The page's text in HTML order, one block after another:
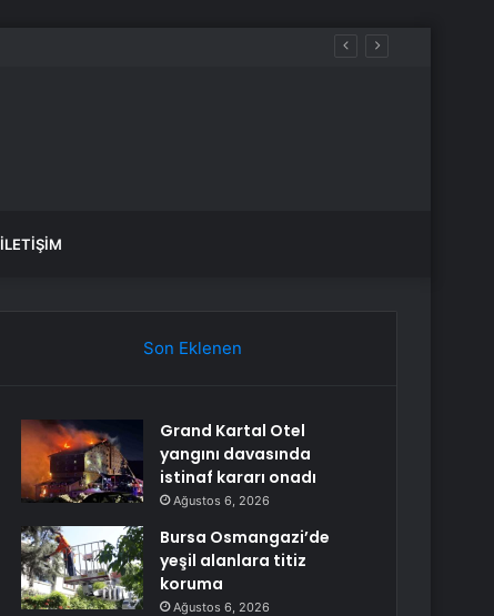
İLETIŞIM
Son Eklenen
Grand Kartal Otel
yangını davasında
istinaf kararı onadı
Ağustos 6, 2026
Bursa Osmangazi’de
yeşil alanlara titiz
koruma
Ağustos 6, 2026